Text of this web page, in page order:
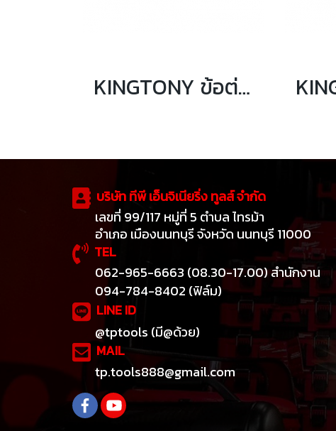
KINGTONY ข้อต่อบล็อกสปริง อ่อนตัว 1/4" ความยาว 6 และ 12นิ้ว
บริษัท ทีพี เอ็นจิเนียริ่ง ทูลส์ จำกัด
เลขที่ 99/117 หมู่ที่ 5 ตำบล ไทรม้า
อำเภอ เมืองนนทบุรี จังหวัด นนทบุรี 11000
TEL
062-965-6663 (08.30-17.00) สำนักงาน
094-784-8402 (ฟิล์ม)
LINE ID
@tptools (มี@ด้วย)
MAIL
tp.tools888@gmail.com